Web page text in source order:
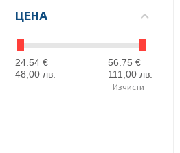
ЦЕНА
24.54 €
48,00 лв.
56.75 €
111,00 лв.
Изчисти